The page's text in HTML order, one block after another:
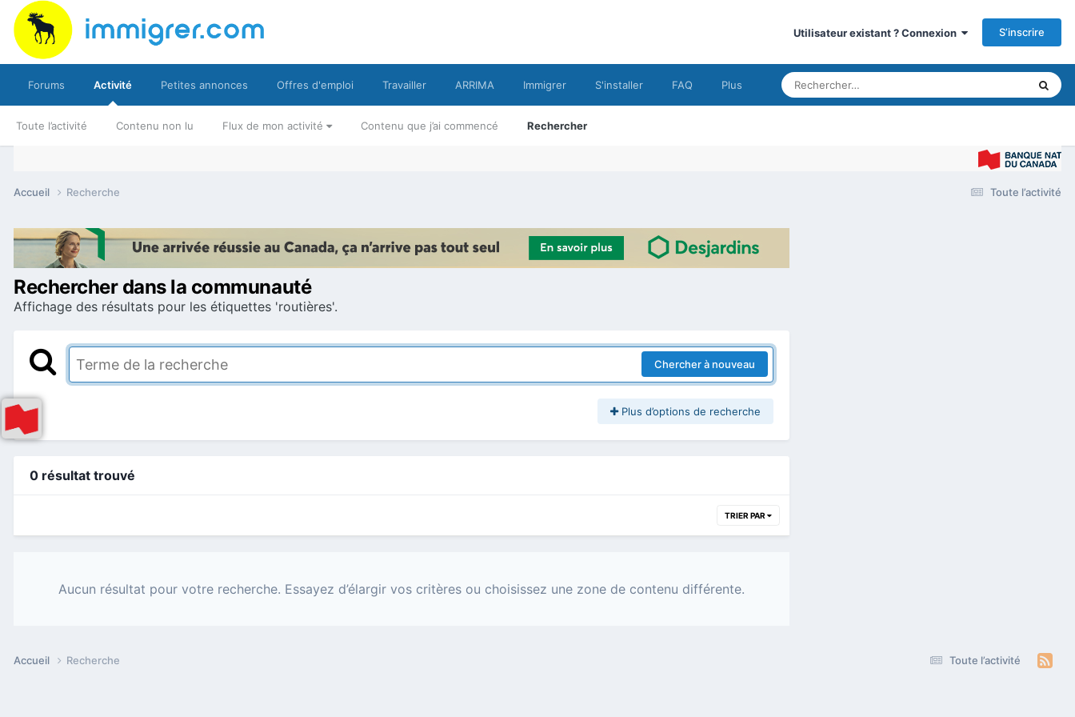
Utilisateur existant ? Connexion S’inscrire
Forums Activité
Toute l’activité Contenu non lu Flux de mon activité Contenu que j’ai commencé Rechercher
Petites annonces Offres d'emploi Travailler ARRIMA Immigrer S'installer FAQ Plus
Toute l’activité
Accueil Recherche
Rechercher dans la communauté
Affichage des résultats pour les étiquettes 'routières'.
Chercher à nouveau
Plus d’options de recherche
0 résultat trouvé
TRIER PAR
Aucun résultat pour votre recherche. Essayez d’élargir vos critères ou choisissez une zone de contenu différente.
Toute l’activité
Accueil Recherche